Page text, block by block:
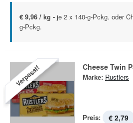
€ 9,96 / kg - je 2 x 140-g-Pckg. oder
g-Pckg.
Verpasst! Cheese Twin
Marke: Rustlers
Preis: € 2,79